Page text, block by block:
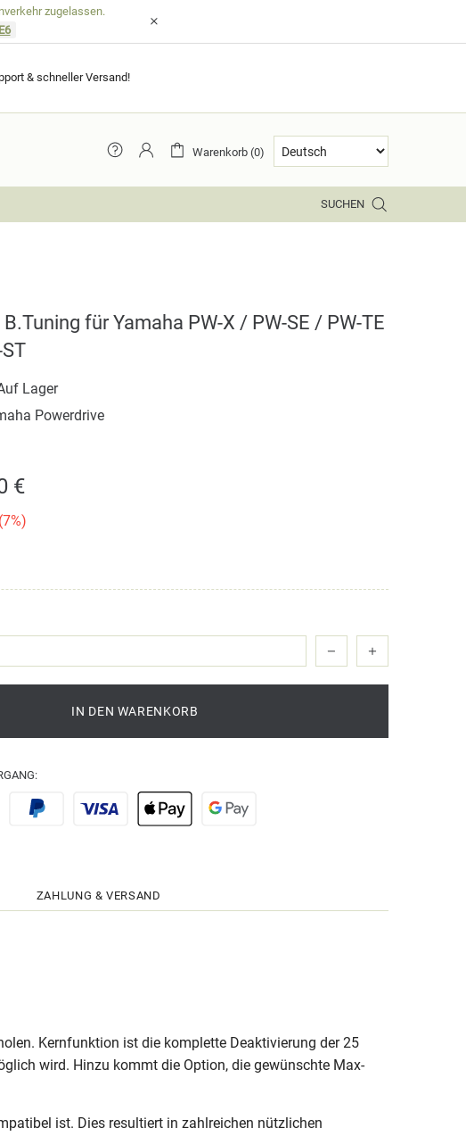
zugelassen.
& schneller Versand!
Warenkorb (0)
SUCHEN
für Yamaha PW-X / PW-SE / PW-TE
Lager
Powerdrive
€
IN DEN WARENKORB
ZAHLUNG & VERSAND
Kernfunktion ist die komplette Deaktivierung der 25
wird. Hinzu kommt die Option, die gewünschte Max-
ist. Dies resultiert in zahlreichen nützlichen